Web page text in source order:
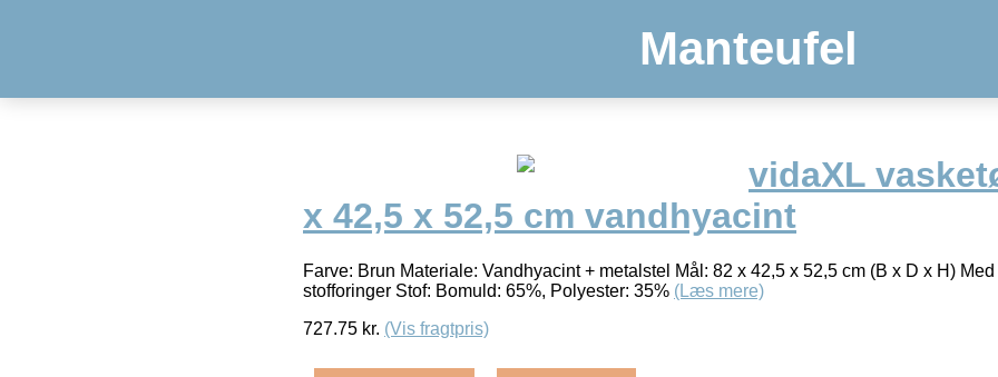
Manteufel
vidaXL
x 42,5 x 52,5 cm vandhyacint
Farve: Brun Materiale: Vandhyacint + metalstel Mål: 82 x 42,5 x 52,5 cm (B x D x H)
stofforinger Stof: Bomuld: 65%, Polyester: 35% (Læs mere)
727.75 kr. (Vis fragtpris)